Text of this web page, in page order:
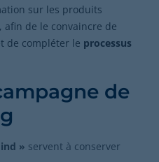
sur les produits
afin de le convaincre de
de compléter le processus
de
» servent à conserver